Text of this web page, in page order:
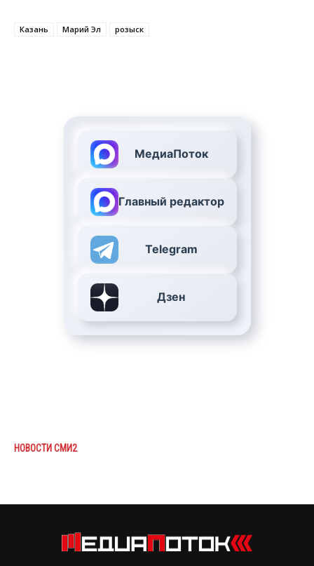
Казань Марий Эл розыск
МедиаПоток
Главный редактор
Telegram
Дзен
НОВОСТИ СМИ2